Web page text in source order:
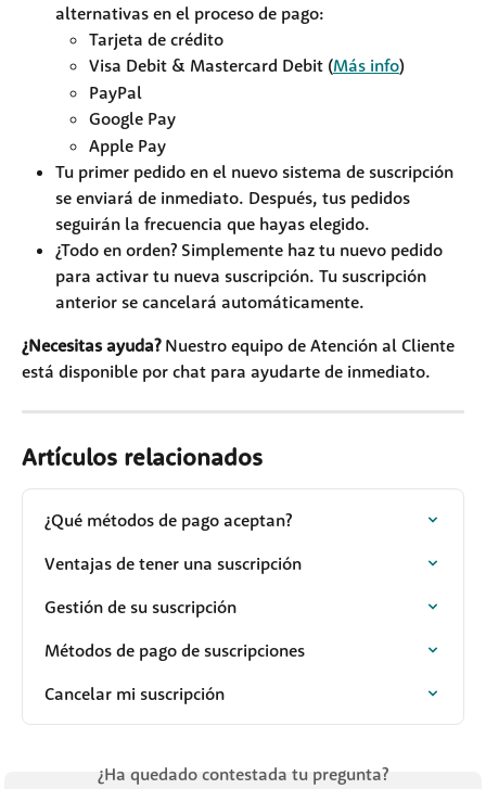
alternativas en el proceso de pago:
Tarjeta de crédito
Visa Debit & Mastercard Debit (Más info)
PayPal
Google Pay
Apple Pay
Tu primer pedido en el nuevo sistema de suscripción
se enviará de inmediato. Después, tus pedidos
seguirán la frecuencia que hayas elegido.
¿Todo en orden? Simplemente haz tu nuevo pedido
para activar tu nueva suscripción. Tu suscripción
anterior se cancelará automáticamente.
¿Necesitas ayuda? Nuestro equipo de Atención al Cliente
está disponible por chat para ayudarte de inmediato.
Artículos relacionados
¿Qué métodos de pago aceptan?
Ventajas de tener una suscripción
Gestión de su suscripción
Métodos de pago de suscripciones
Cancelar mi suscripción
¿Ha quedado contestada tu pregunta?